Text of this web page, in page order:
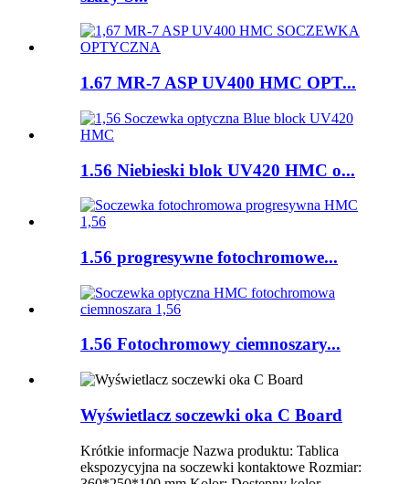
1.67 MR-7 ASP UV400 HMC OPT...
1.56 Niebieski blok UV420 HMC o...
1.56 progresywne fotochromowe...
1.56 Fotochromowy ciemnoszary...
Wyświetlacz soczewki oka C Board
Krótkie informacje Nazwa produktu: Tablica
ekspozycyjna na soczewki kontaktowe Rozmiar: